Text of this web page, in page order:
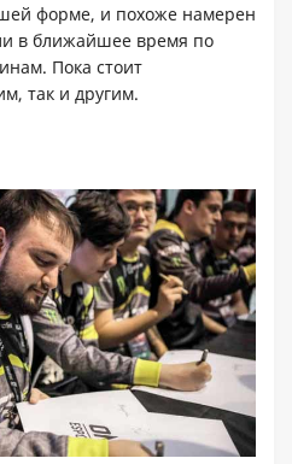
форме, и похоже намерен
в ближайшее время по
Пока стоит
так и другим.